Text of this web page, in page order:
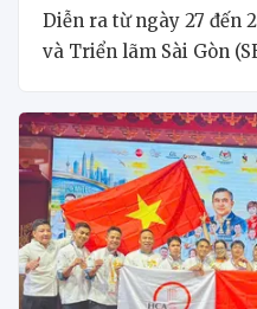
Diễn ra từ ngày 27 đến
và Triển lãm Sài Gòn